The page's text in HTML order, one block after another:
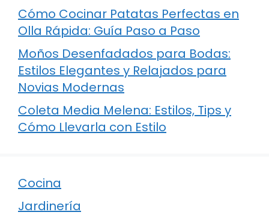
Cómo Cocinar Patatas Perfectas en
Olla Rápida: Guía Paso a Paso
Moños Desenfadados para Bodas:
Estilos Elegantes y Relajados para
Novias Modernas
Coleta Media Melena: Estilos, Tips y
Cómo Llevarla con Estilo
Cocina
Jardinería